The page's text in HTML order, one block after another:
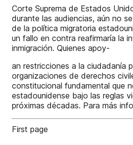
Corte Suprema de Estados
durante las audiencias, aún no
de la política migratoria
un fallo en contra reafirmaría la
inmigración. Quienes apoy-
an restricciones a la ciudadanía
organizaciones de derechos
constitucional fundamental que
estadounidense bajo las reglas
próximas décadas. Para más
First page